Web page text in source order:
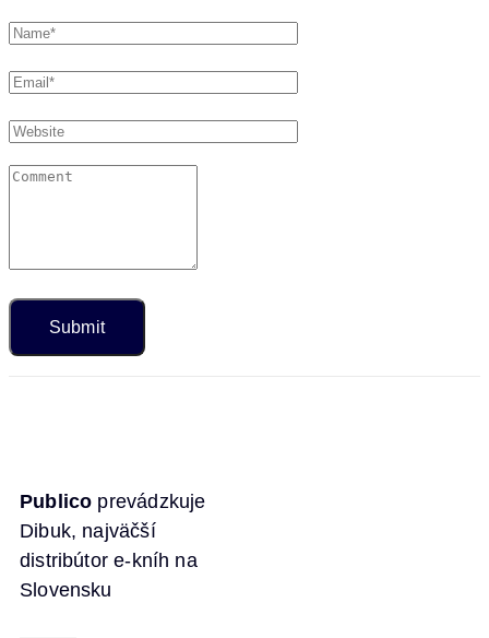
Publico prevádzkuje
Dibuk, najväčší
distribútor e-kníh na
Slovensku